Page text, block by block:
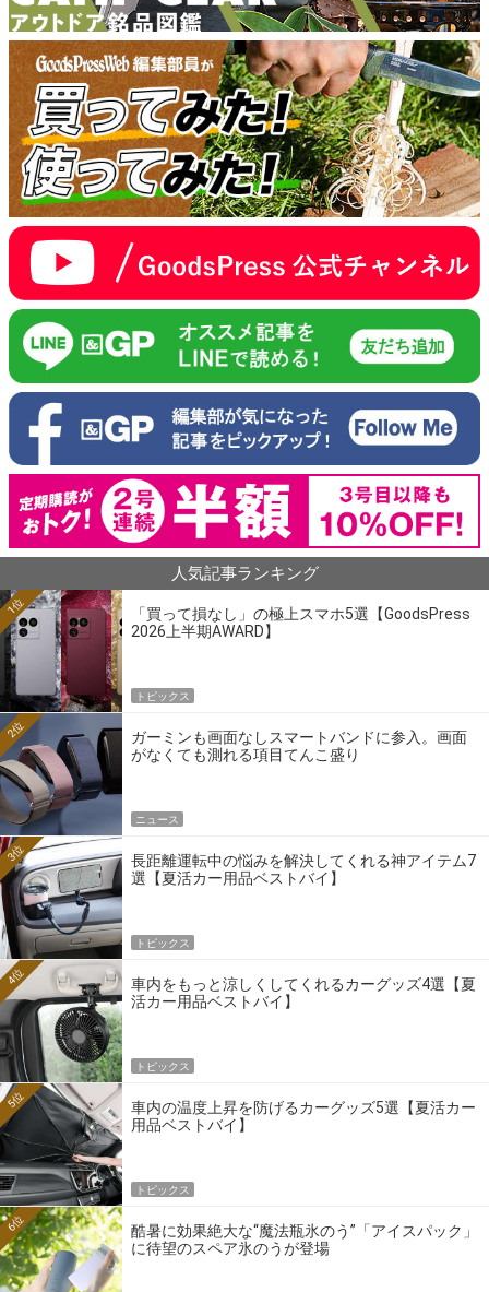
人気記事ランキング
「買って損なし」の極上スマホ5選【GoodsPress
2026上半期AWARD】
1位
トピックス
ガーミンも画面なしスマートバンドに参入。画面
がなくても測れる項目てんこ盛り
2位
ニュース
長距離運転中の悩みを解決してくれる神アイテム7
選【夏活カー用品ベストバイ】
3位
トピックス
車内をもっと涼しくしてくれるカーグッズ4選【夏
活カー用品ベストバイ】
4位
トピックス
車内の温度上昇を防げるカーグッズ5選【夏活カー
用品ベストバイ】
5位
トピックス
酷暑に効果絶大な“魔法瓶氷のう”「アイスパック」
に待望のスペア氷のうが登場
6位